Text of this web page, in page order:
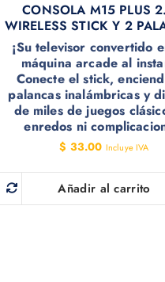
CONSOLA M15 PLUS
WIRELESS STICK Y 2
¡Su televisor convertido
máquina arcade al
Conecte el stick,
palancas inalámbricas y
de miles de juegos
enredos ni
$ 33.00 Incluye IVA
Añadir al carrito